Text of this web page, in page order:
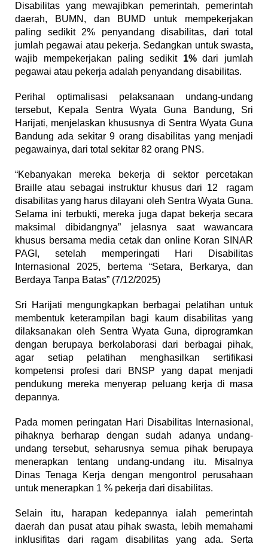
Disabilitas yang mewajibkan pemerintah, pemerintah
daerah, BUMN, dan BUMD untuk mempekerjakan
paling sedikit 2% penyandang disabilitas, dari total
jumlah pegawai atau pekerja. Sedangkan untuk swasta,
wajib mempekerjakan paling sedikit 1%dari jumlah
pegawai atau pekerja adalah penyandang disabilitas.
Perihal optimalisasi pelaksanaan undang-undang
tersebut, Kepala Sentra Wyata Guna Bandung, Sri
Harijati, menjelaskan khususnya di Sentra Wyata Guna
Bandung ada sekitar 9 orang disabilitas yang menjadi
pegawainya, dari total sekitar 82 orang PNS.
“Kebanyakan mereka bekerja di sektor percetakan
Braille atau sebagai instruktur khusus dari 12 ragam
disabilitas yang harus dilayani oleh Sentra Wyata Guna.
Selama ini terbukti, mereka juga dapat bekerja secara
maksimal dibidangnya” jelasnya saat wawancara
khusus bersama media cetak dan online Koran SINAR
PAGI, setelah memperingati Hari Disabilitas
Internasional 2025, bertema “Setara, Berkarya, dan
Berdaya Tanpa Batas” (7/12/2025)
Sri Harijati mengungkapkan berbagai pelatihan untuk
membentuk keterampilan bagi kaum disabilitas yang
dilaksanakan oleh Sentra Wyata Guna, diprogramkan
dengan berupaya berkolaborasi dari berbagai pihak,
agar setiap pelatihan menghasilkan sertifikasi
kompetensi profesi dari BNSP yang dapat menjadi
pendukung mereka menyerap peluang kerja di masa
depannya.
Pada momen peringatan Hari Disabilitas Internasional,
pihaknya berharap dengan sudah adanya undang-
undang tersebut, seharusnya semua pihak berupaya
menerapkan tentang undang-undang itu. Misalnya
Dinas Tenaga Kerja dengan mengontrol perusahaan
untuk menerapkan 1 % pekerja dari disabilitas.
Selain itu, harapan kedepannya ialah pemerintah
daerah dan pusat atau pihak swasta, lebih memahami
inklusifitas dari ragam disabilitas yang ada. Serta